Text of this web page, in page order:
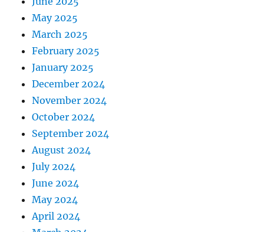
May 2025
March 2025
February 2025
January 2025
December 2024
November 2024
October 2024
September 2024
August 2024
July 2024
June 2024
May 2024
April 2024